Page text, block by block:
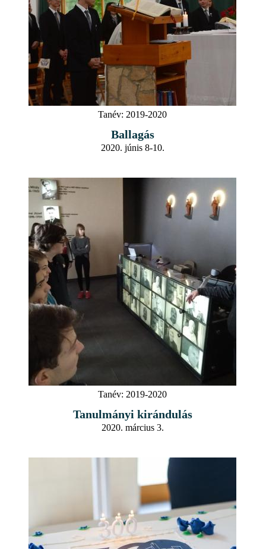
Tanév: 2019-2020
Ballagás
2020. júnis 8-10.
Tanév: 2019-2020
Tanulmányi kirándulás
2020. március 3.